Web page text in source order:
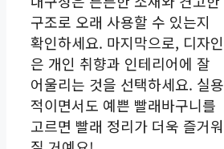
구조로 오래 사용할 수 있는지
확인하세요. 마지막으로, 디자인
은 개인 취향과 인테리어에 잘
어울리는 것을 선택하세요. 실용
적이면서도 예쁜 빨래바구니를
고르면 빨래 정리가 더욱 즐거워